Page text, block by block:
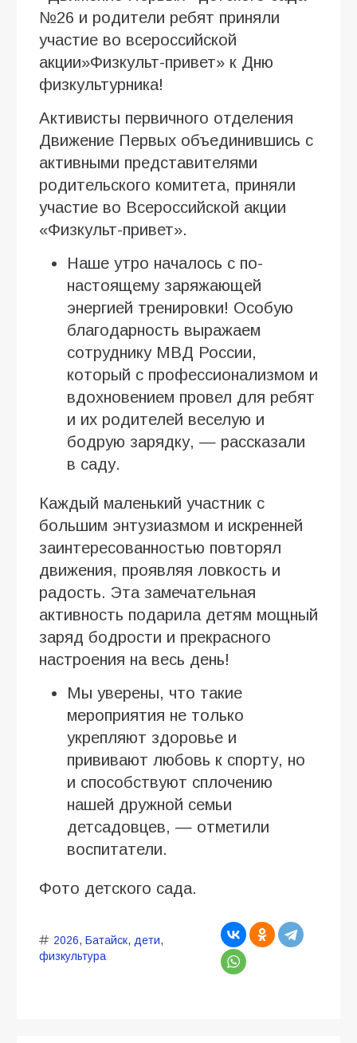
№26 и родители ребят приняли
участие во всероссийской
акции»Физкульт-привет» к Дню
физкультурника!
Активисты первичного отделения
Движение Первых объединившись с
активными представителями
родительского комитета, приняли
участие во Всероссийской акции
«Физкульт-привет».
Наше утро началось с по-
настоящему заряжающей
энергией тренировки! Особую
благодарность выражаем
сотруднику МВД России,
который с профессионализмом и
вдохновением провел для ребят
и их родителей веселую и
бодрую зарядку, — рассказали
в саду.
Каждый маленький участник с
большим энтузиазмом и искренней
заинтересованностью повторял
движения, проявляя ловкость и
радость. Эта замечательная
активность подарила детям мощный
заряд бодрости и прекрасного
настроения на весь день!
Мы уверены, что такие
мероприятия не только
укрепляют здоровье и
прививают любовь к спорту, но
и способствуют сплочению
нашей дружной семьи
детсадовцев, — отметили
воспитатели.
Фото детского сада.
2026, Батайск, дети,
физкультура